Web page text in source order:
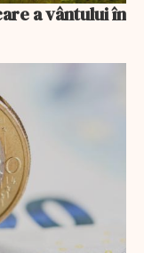
a vântului în